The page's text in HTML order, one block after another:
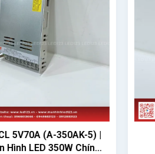
5V70A (A-350AK-5) |
Hình LED 350W Chính